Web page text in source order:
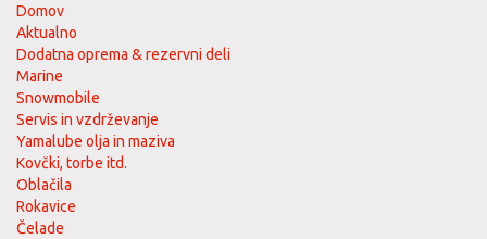
Domov
Aktualno
Dodatna oprema & rezervni deli
Marine
Snowmobile
Servis in vzdrževanje
Yamalube olja in maziva
Kovčki, torbe itd.
Oblačila
Rokavice
Čelade